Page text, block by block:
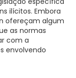
ilícitos. Embora
ofereçam algum
as normas
com a
envolvendo